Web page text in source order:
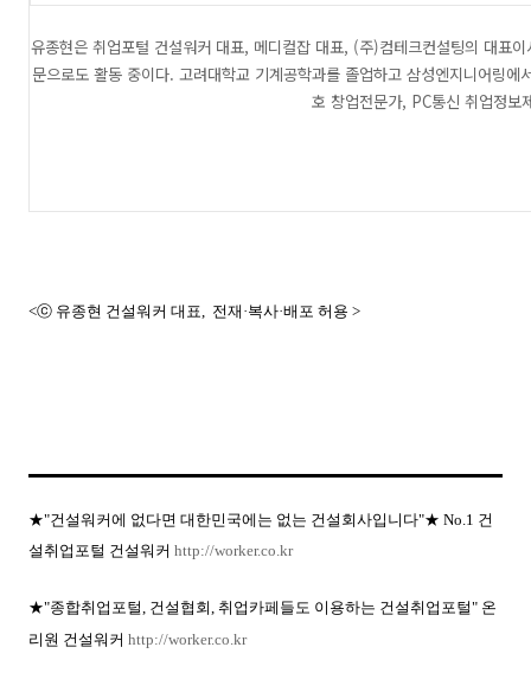
유종현은 취업포털 건설워커 대표, 메디컬잡 대표, (주)컴테크컨설팅의 대표
문으로도 활동 중이다. 고려대학교 기계공학과를 졸업하고 삼성엔지니어링
호 창업전문가, PC통신 취업정보
<ⓒ 유종현 건설워커 대표, 전재·복사·배포 허용 >
★"건설워커에 없다면 대한민국에는 없는 건설회사입니다"★ No.1 건
설취업포털 건설워커 http://worker.co.kr
★"종합취업포털, 건설협회, 취업카페들도 이용하는 건설취업포털" 온
리원 건설워커 http://worker.co.kr